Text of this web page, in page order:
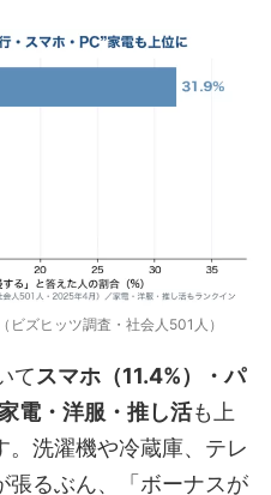
ビズヒッツ調査・社会人501人）
てスマホ（11.4%）・パ
電・洋服・推し活も上
洗濯機や冷蔵庫、テレ
張るぶん、「ボーナスが